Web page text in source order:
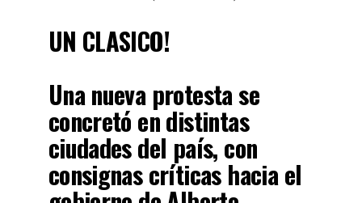
UN CLASICO!
Una nueva protesta se
concretó en distintas
ciudades del país, con
consignas críticas hacia el